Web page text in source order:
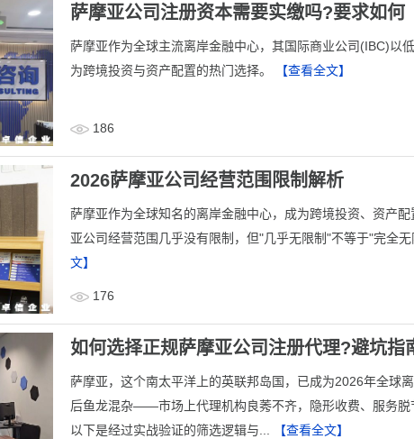
萨摩亚公司注册资本需要实缴吗?要求如何
萨摩亚作为全球主流离岸金融中心，其国际商业公司(IBC)以
为跨境投资与资产配置的热门选择。
【查看全文】
186
2026萨摩亚公司经营范围限制解析
萨摩亚作为全球知名的离岸金融中心，成为跨境投资、资产
亚公司经营范围几乎没有限制，但"几乎无限制"不等于"完全无
文】
176
如何选择正规萨摩亚公司注册代理?避坑指
萨摩亚，这个南太平洋上的英联邦岛国，已成为2026年全球
后鱼龙混杂——市场上代理机构良莠不齐，隐形收费、服务脱
以下是经过实战验证的筛选逻辑与...
【查看全文】